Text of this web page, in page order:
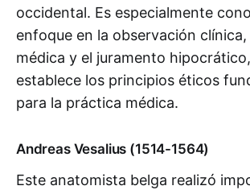
occidental. Es especialmente
enfoque en la observación clínica,
médica y el juramento
establece los principios éticos
para la práctica médica.
Andreas Vesalius (1514-1564)
Este anatomista belga realizó